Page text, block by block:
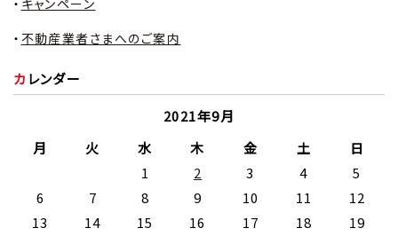
キャンペーン
不動産業者さまへのご案内
カレンダー
2021年9月
月
火 水 木 金 土
日
1
2 3 4
5
6
7 8 9 10 11
12
13
14 15 16 17 18
19